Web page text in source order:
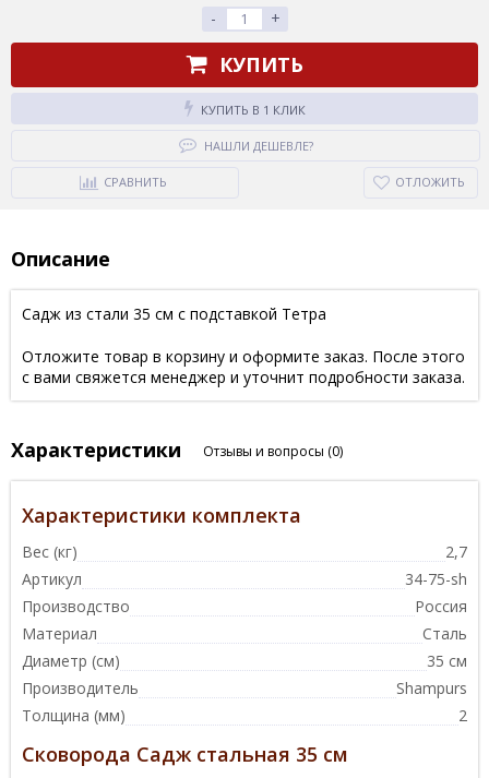
- +
КУПИТЬ
КУПИТЬ В 1 КЛИК
НАШЛИ ДЕШЕВЛЕ?
СРАВНИТЬ ОТЛОЖИТЬ
Описание
Садж из стали 35 см с подставкой Тетра
Отложите товар в корзину и оформите заказ. После этого
с вами свяжется менеджер и уточнит подробности заказа.
Характеристики Отзывы и вопросы (0)
Характеристики комплекта
Вес (кг)
2,7
Артикул
34-75-sh
Производство
Россия
Материал
Сталь
Диаметр (см)
35 см
Производитель
Shampurs
Толщина (мм)
2
Сковорода Садж стальная 35 см